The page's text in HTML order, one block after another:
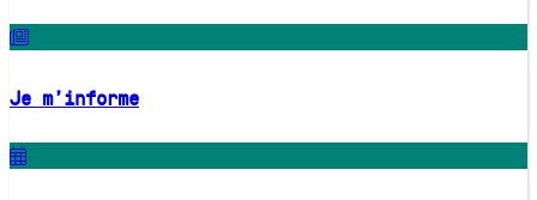
Je m'informe